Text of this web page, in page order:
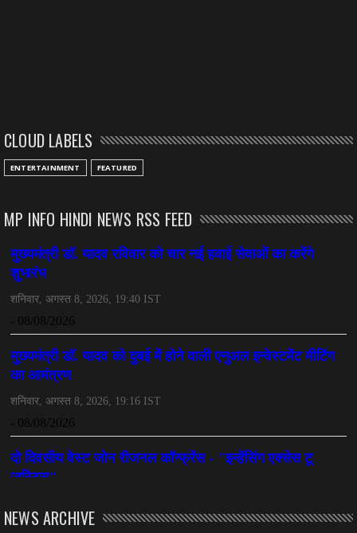
CLOUD LABELS
ENTERTAINMENT FEATURED
MP INFO HINDI NEWS RSS FEED
NEWS ARCHIVE